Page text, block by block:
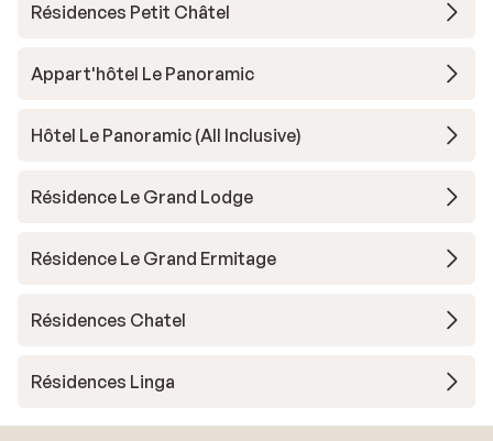
Résidences Petit Châtel
Appart'hôtel Le Panoramic
Hôtel Le Panoramic (All Inclusive)
Résidence Le Grand Lodge
Résidence Le Grand Ermitage
Résidences Chatel
Résidences Linga